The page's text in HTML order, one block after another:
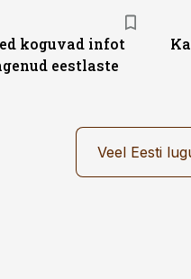
koguvad infot
eestlaste
Veel Eesti